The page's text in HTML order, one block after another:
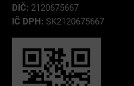
DIČ: 2120675667
IČ DPH: SK2120675667